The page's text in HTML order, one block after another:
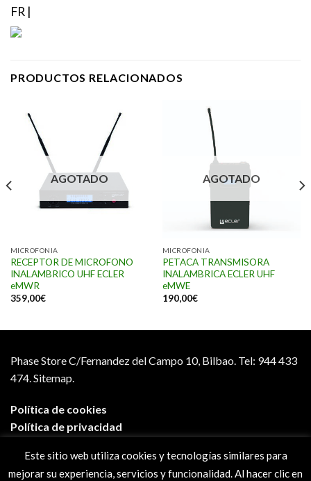
FR |
PRODUCTOS RELACIONADOS
AGOTADO
MICROFONIA
RECEPTOR DE MICROFONO
INALAMBRICO UHF ECLER
eMWR
359,00€
AGOTADO
MICROFONIA
PETACA TRANSMISORA
INALAMBRICA ECLER UHF
eMWE
190,00€
Phase Store C/Fernandez del Campo 10, Bilbao. Tel: 944 433
474. Sitemap.
Política de cookies
Política de privacidad
Condiciones de compra
Este sitio web utiliza cookies y tecnologías similares para
mejorar su experiencia, servicios y funcionalidad. Al hacer clic en